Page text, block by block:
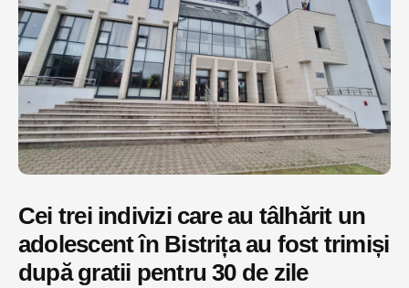
Cei trei indivizi care au tâlhărit un
adolescent în Bistrița au fost trimiși
după gratii pentru 30 de zile